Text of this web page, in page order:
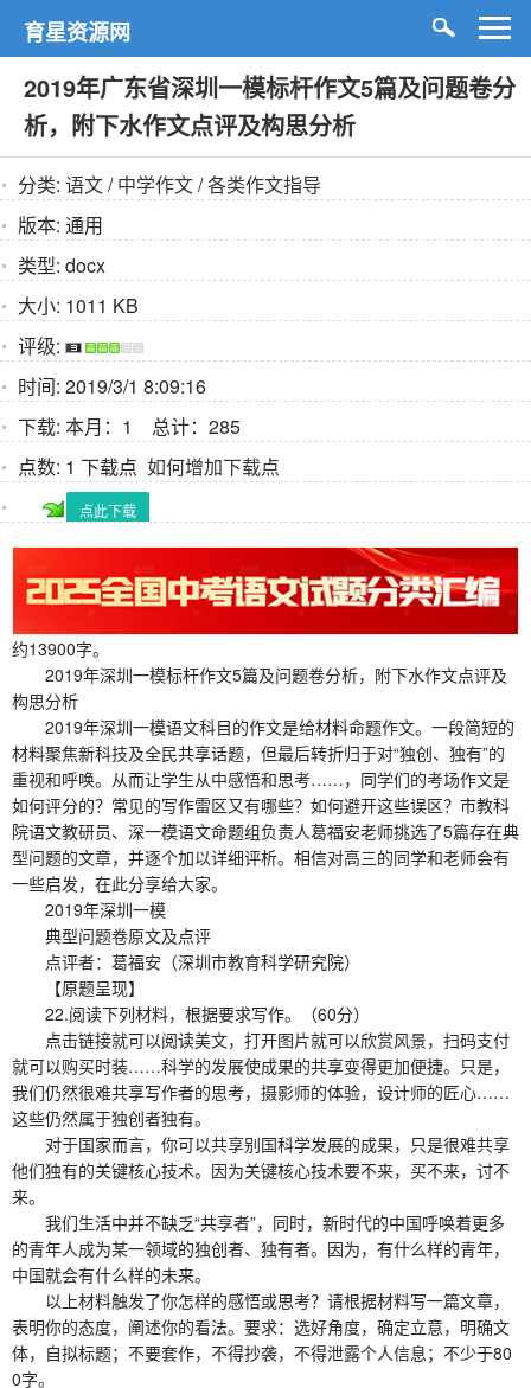
育星资源网
2019年广东省深圳一模标杆作文5篇及问题卷分
析，附下水作文点评及构思分析
分类: 语文/中学作文/各类作文指导
版本: 通用
类型: docx
大小: 1011 KB
评级:
时间: 2019/3/1 8:09:16
下载: 本月：1 总计：285
点数: 1 下载点 如何增加下载点
点此下载
约13900字。
2019年深圳一模标杆作文5篇及问题卷分析，附下水作文点评及
构思分析
2019年深圳一模语文科目的作文是给材料命题作文。一段简短的
材料聚焦新科技及全民共享话题，但最后转折归于对“独创、独有”的
重视和呼唤。从而让学生从中感悟和思考……，同学们的考场作文是
如何评分的？常见的写作雷区又有哪些？如何避开这些误区？市教科
院语文教研员、深一模语文命题组负责人葛福安老师挑选了5篇存在典
型问题的文章，并逐个加以详细评析。相信对高三的同学和老师会有
一些启发，在此分享给大家。
2019年深圳一模
典型问题卷原文及点评
点评者：葛福安（深圳市教育科学研究院）
【原题呈现】
22.阅读下列材料，根据要求写作。（60分）
点击链接就可以阅读美文，打开图片就可以欣赏风景，扫码支付
就可以购买时装……科学的发展使成果的共享变得更加便捷。只是，
我们仍然很难共享写作者的思考，摄影师的体验，设计师的匠心……
这些仍然属于独创者独有。
对于国家而言，你可以共享别国科学发展的成果，只是很难共享
他们独有的关键核心技术。因为关键核心技术要不来，买不来，讨不
来。
我们生活中并不缺乏“共享者”，同时，新时代的中国呼唤着更多
的青年人成为某一领域的独创者、独有者。因为，有什么样的青年，
中国就会有什么样的未来。
以上材料触发了你怎样的感悟或思考？请根据材料写一篇文章，
表明你的态度，阐述你的看法。要求：选好角度，确定立意，明确文
体，自拟标题；不要套作，不得抄袭，不得泄露个人信息；不少于80
0字。